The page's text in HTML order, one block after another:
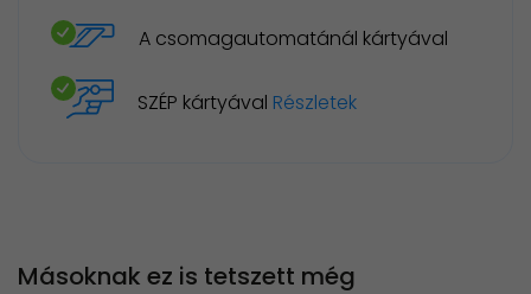
A csomagautomatánál kártyával
SZÉP kártyával Részletek
Másoknak ez is tetszett még